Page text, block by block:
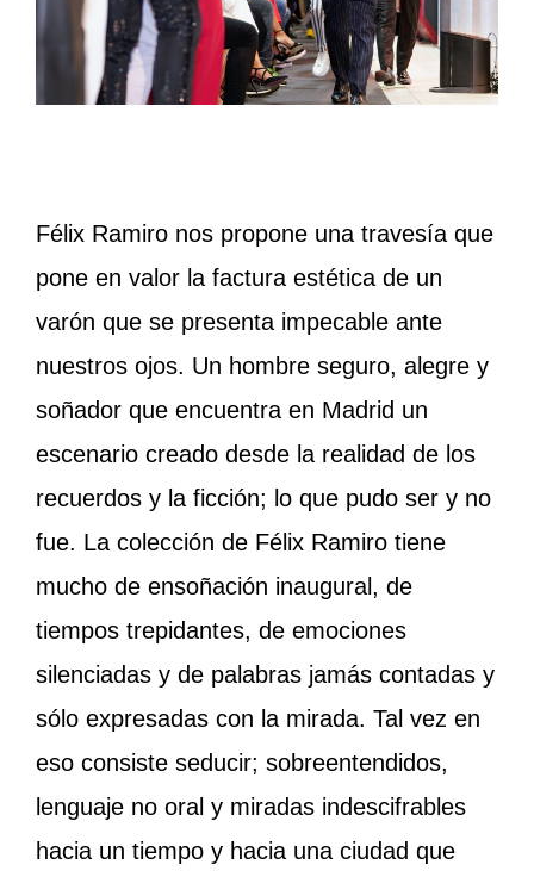
Félix Ramiro nos propone una travesía que
pone en valor la factura estética de un
varón que se presenta impecable ante
nuestros ojos. Un hombre seguro, alegre y
soñador que encuentra en Madrid un
escenario creado desde la realidad de los
recuerdos y la ficción; lo que pudo ser y no
fue. La colección de Félix Ramiro tiene
mucho de ensoñación inaugural, de
tiempos trepidantes, de emociones
silenciadas y de palabras jamás contadas y
sólo expresadas con la mirada. Tal vez en
eso consiste seducir; sobreentendidos,
lenguaje no oral y miradas indescifrables
hacia un tiempo y hacia una ciudad que